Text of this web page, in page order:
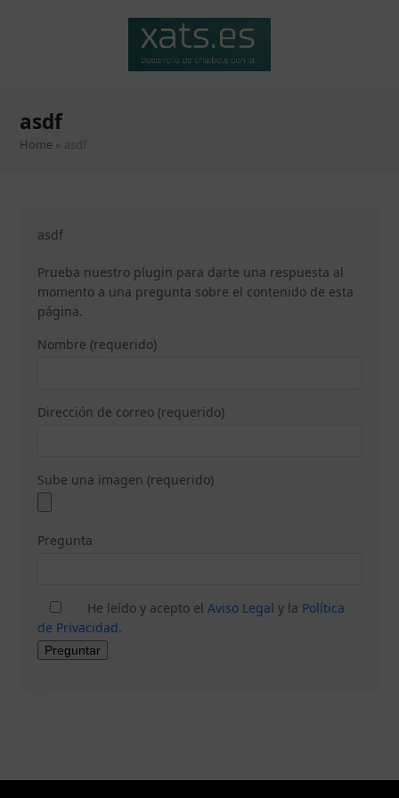
asdf
Home » asdf
asdf
Prueba nuestro plugin para darte una respuesta al
momento a una pregunta sobre el contenido de esta
página.
Nombre (requerido)
Dirección de correo (requerido)
Sube una imagen (requerido)
Pregunta
He leído y acepto elAviso Legal y la Política
de Privacidad.